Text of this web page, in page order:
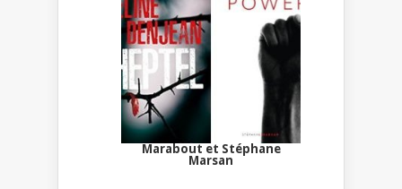
Marabout et Stéphane
Marsan